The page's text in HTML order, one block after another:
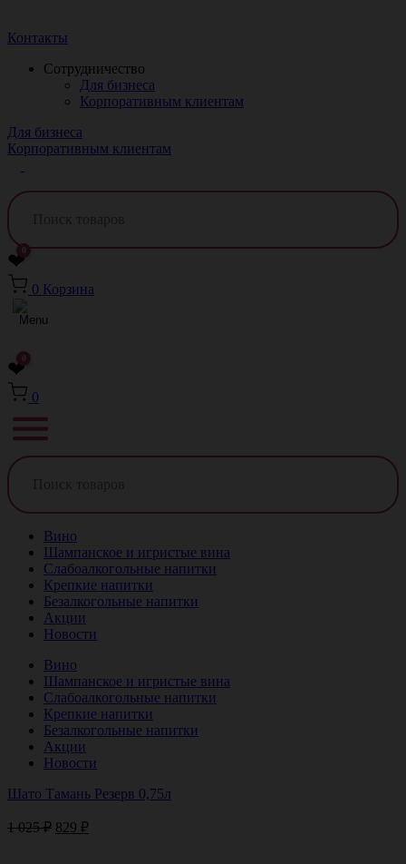
Контакты
Сотрудничество
Для бизнеса
Корпоративным клиентам
Для бизнеса
Корпоративным клиентам
❤0
0 Корзина
❤0
0
Вино
Шампанское и игристые вина
Слабоалкогольные напитки
Крепкие напитки
Безалкогольные напитки
Акции
Новости
Вино
Шампанское и игристые вина
Слабоалкогольные напитки
Крепкие напитки
Безалкогольные напитки
Акции
Новости
Шато Тамань Резерв 0,75л
1 025₽ Первоначальная
829 ₽Текущая